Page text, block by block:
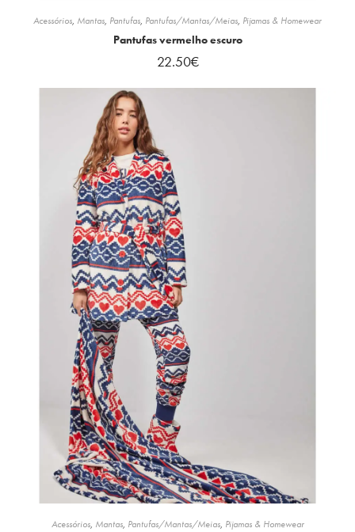
Acessórios, Mantas, Pantufas, Pantufas/Mantas/Meias, Pijamas & Homewear
Pantufas vermelho escuro
22.50€
Acessórios, Mantas, Pantufas/Mantas/Meias, Pijamas & Homewear